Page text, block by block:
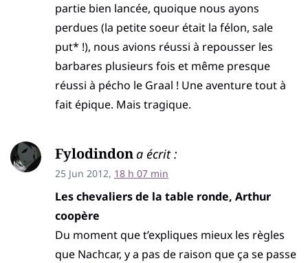
partie bien lancée, quoique nous ayons
perdues (la petite soeur était la félon, sale
put* !), nous avions réussi à repousser les
barbares plusieurs fois et même presque
réussi à pécho le Graal ! Une aventure tout à
fait épique. Mais tragique.
Fylodindona écrit :
25 Jun 2012, 18 h 07 min
Les chevaliers de la table ronde, Arthur
coopère
Du moment que t’expliques mieux les règles
que Nachcar, y a pas de raison que ça se passe